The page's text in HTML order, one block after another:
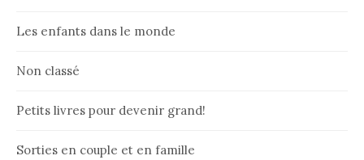
Les enfants dans le monde
Non classé
Petits livres pour devenir grand!
Sorties en couple et en famille